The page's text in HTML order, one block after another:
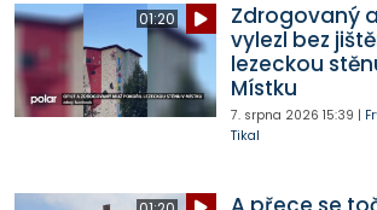
01:20
Zdrogovaný
vylezl bez
lezeckou
Místku
7. srpna 2026 15:39 |
Tikal